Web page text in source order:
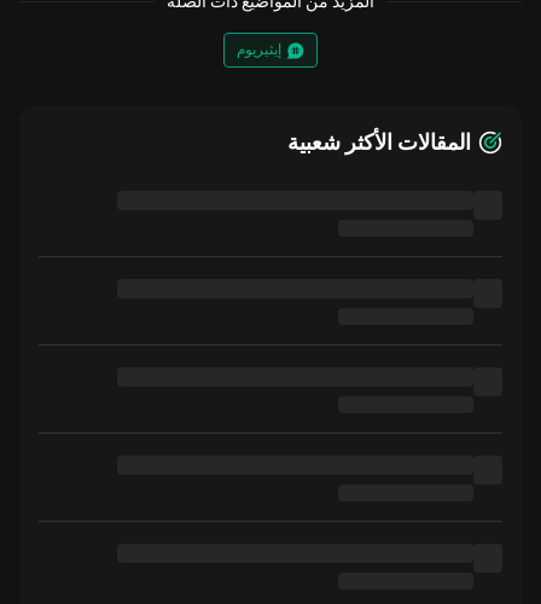
إيثيريوم
المقالات الأكثر شعبية